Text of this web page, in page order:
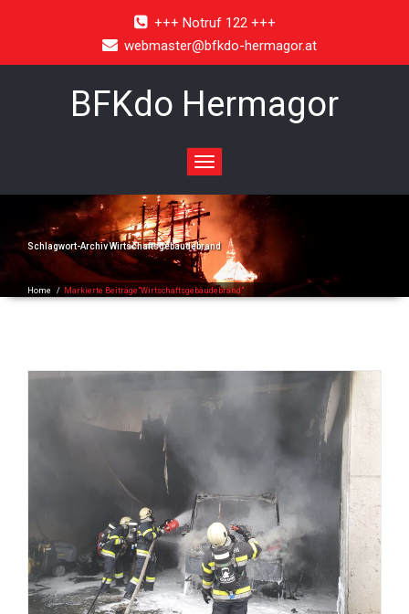
+++ Notruf 122 +++
webmaster@bfkdo-hermagor.at
BFKdo Hermagor
Toggle
navigation
Schlagwort-ArchivWirtschaftsgebäudebrand
Home / Markierte Beiträge"Wirtschaftsgebäudebrand"